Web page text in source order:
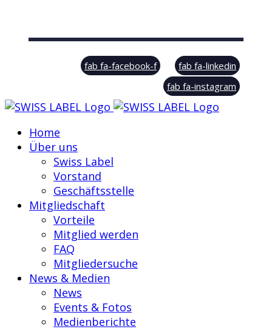
© Swiss Label, All rights reserved
fab fa-facebook-f
fab fa-linkedin
fab fa-instagram
Home
Über uns
Swiss Label
Vorstand
Geschäftsstelle
Mitgliedschaft
Vorteile
Mitglied werden
FAQ
Mitgliedersuche
News & Medien
News
Events & Fotos
Medienberichte